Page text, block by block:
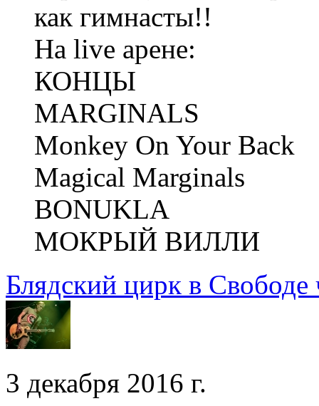
как гимнасты!!
На live арене:
КОНЦЫ
MARGINALS
Monkey On Your Back
Magical Marginals
BONUKLA
МОКРЫЙ ВИЛЛИ
Блядский цирк в Свободе
3 декабря 2016 г.